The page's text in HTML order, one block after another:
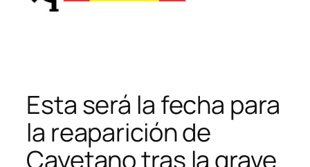
Esta será la fecha para
la reaparición de
Cayetano tras la grave